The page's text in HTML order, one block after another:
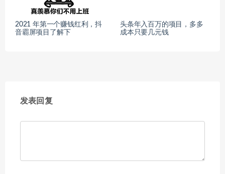
2021 年第一个赚钱红利，抖
音霸屏项目了解下
头条年入百万的项目，多多
成本只要几元钱
发表回复